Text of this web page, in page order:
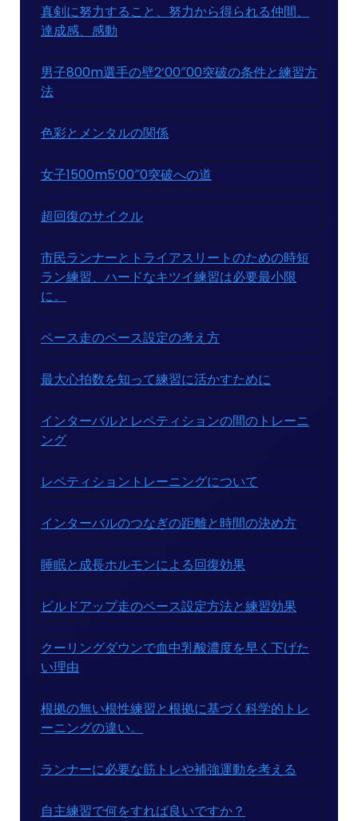
真剣に努力すること、努力から得られる仲間、
達成感、感動
男子800m選手の壁2’00″00突破の条件と練習方
法
色彩とメンタルの関係
女子1500m5’00″0突破への道
超回復のサイクル
市民ランナーとトライアスリートのための時短
ラン練習、ハードなキツイ練習は必要最小限
に。
ペース走のペース設定の考え方
最大心拍数を知って練習に活かすために
インターバルとレペティションの間のトレーニ
ング
レペティショントレーニングについて
インターバルのつなぎの距離と時間の決め方
睡眠と成長ホルモンによる回復効果
ビルドアップ走のペース設定方法と練習効果
クーリングダウンで血中乳酸濃度を早く下げた
い理由
根拠の無い根性練習と根拠に基づく科学的トレ
ーニングの違い。
ランナーに必要な筋トレや補強運動を考える
自主練習で何をすれば良いですか？